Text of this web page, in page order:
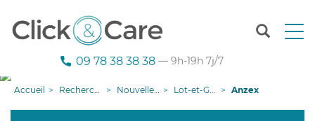
T
n
09 78 38 38 38 — 9h-19h 7j/7
Accueil Recherche aide à domicile Nouvelle-Aquitaine Lot-et-Garonne Anzex